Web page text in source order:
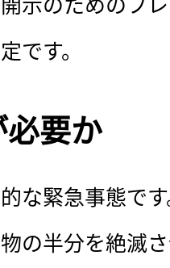
です。
要か
な緊急事態で
の半分を絶滅